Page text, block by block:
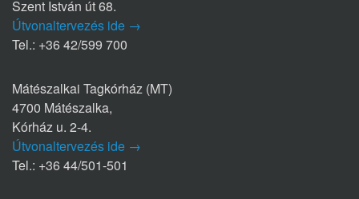
Szent István út 68.
Útvonaltervezés ide →
Tel.: +36 42/599 700
Mátészalkai Tagkórház (MT)
4700 Mátészalka,
Kórház u. 2-4.
Útvonaltervezés ide →
Tel.: +36 44/501-501